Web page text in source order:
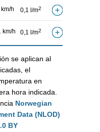
h 0,1 l/m2
km/h 0,1 l/m2
se aplican al
el
en
hora indicada.
Norwegian
Data (NLOD)
BY